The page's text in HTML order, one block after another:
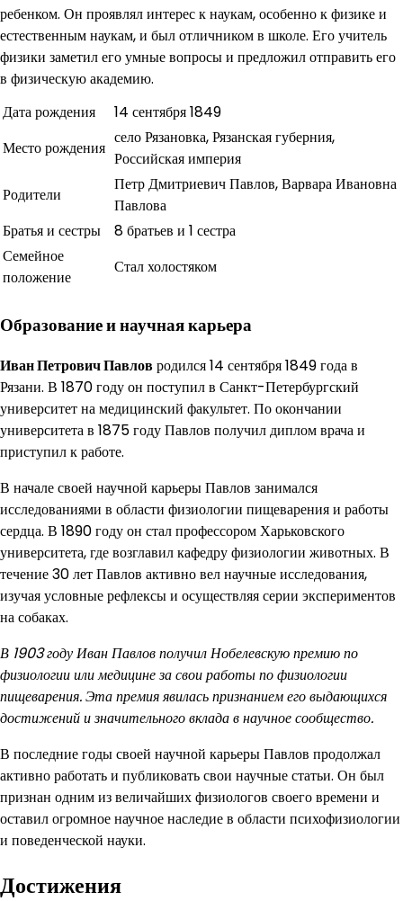
ребенком. Он проявлял интерес к наукам, особенно к физике и
естественным наукам, и был отличником в школе. Его учитель
физики заметил его умные вопросы и предложил отправить его
в физическую академию.
Дата рождения
14 сентября 1849
Место рождения
село Рязановка, Рязанская губерния,
Российская империя
Родители
Петр Дмитриевич Павлов, Варвара Ивановна
Павлова
Братья и сестры
8 братьев и 1 сестра
Семейное
положение
Стал холостяком
Образование и научная карьера
Иван Петрович Павловродился 14 сентября 1849 года в
Рязани. В 1870 году он поступил в Санкт-Петербургский
университет на медицинский факультет. По окончании
университета в 1875 году Павлов получил диплом врача и
приступил к работе.
В начале своей научной карьеры Павлов занимался
исследованиями в области физиологии пищеварения и работы
сердца. В 1890 году он стал профессором Харьковского
университета, где возглавил кафедру физиологии животных. В
течение 30 лет Павлов активно вел научные исследования,
изучая условные рефлексы и осуществляя серии экспериментов
на собаках.
В 1903 году Иван Павлов получил Нобелевскую премию по
физиологии или медицине за свои работы по физиологии
пищеварения. Эта премия явилась признанием его выдающихся
достижений и значительного вклада в научное сообщество.
В последние годы своей научной карьеры Павлов продолжал
активно работать и публиковать свои научные статьи. Он был
признан одним из величайших физиологов своего времени и
оставил огромное научное наследие в области психофизиологии
и поведенческой науки.
Достижения